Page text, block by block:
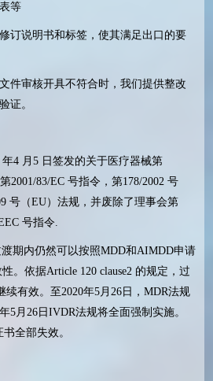
等
订说明书和标签，使其满足出口的要
件审核开具不符合时，我们提供整改
证。
4 月5 日签发的关于医疗器械第
2001/83/EC 号指令，第178/2002 号
号（EU）法规，并废除了理事会第
号指令.
期内仍然可以按照MDD和AIMDD申请
。依据Article 120 clause2 的规定，过
续有效。至2020年5月26日，MDR法规
5月26日IVDR法规将全面强制实施。
全部失效。